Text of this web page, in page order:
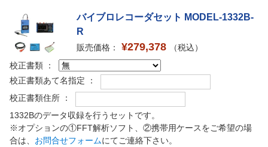
バイブロレコーダセット MODEL-1332B-
R
販売価格： ¥279,378
（税込）
校正書類 ：
校正書類あて名指定 ：
校正書類住所 ：
1332Bのデータ収録を行うセットです。
※オプションの①FFT解析ソフト、②携帯用ケースをご希望の場
合は、 お問合せフォームにてご連絡下さい。